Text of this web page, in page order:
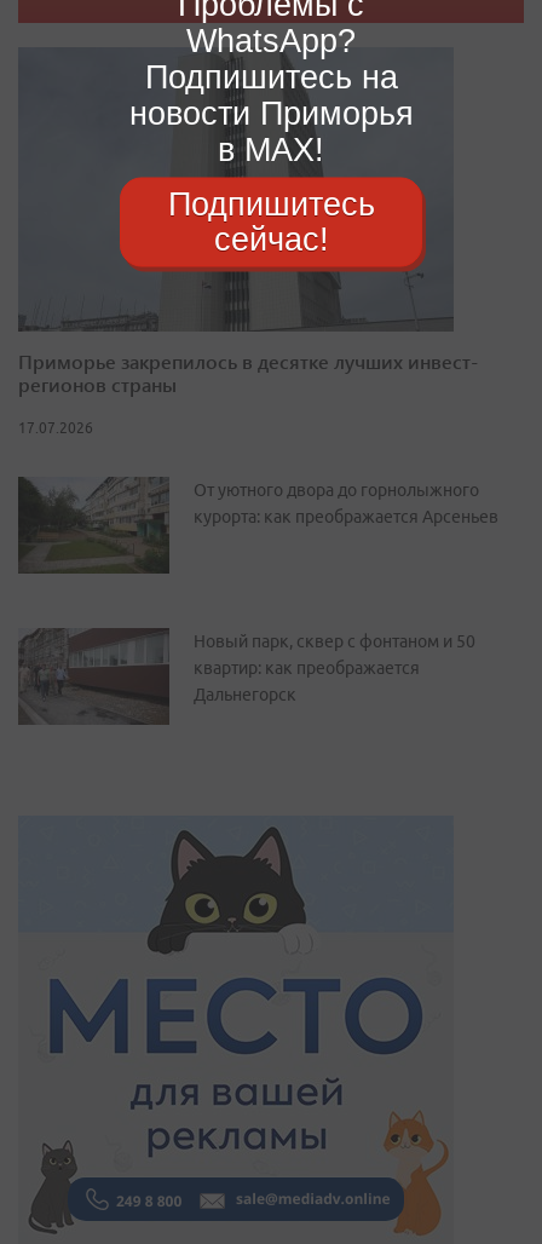
Приморье закрепилось в десятке лучших инвест-
регионов страны
17.07.2026
От уютного двора до горнолыжного
курорта: как преображается Арсеньев
Новый парк, сквер с фонтаном и 50
квартир: как преображается
Дальнегорск
WhatsApp?
Подпишитесь на
новости Приморья
в MAX!
Подпишитесь
сейчас!